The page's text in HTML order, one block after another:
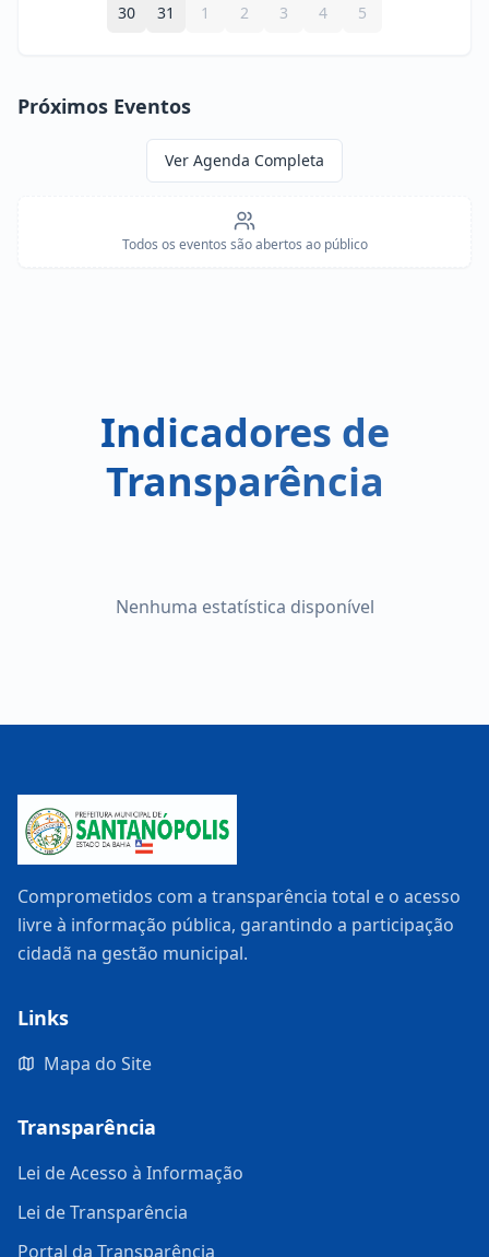
30 31 1 2 3 4 5
Próximos Eventos
Ver Agenda Completa
Todos os eventos são abertos ao público
Indicadores de
Transparência
Nenhuma estatística disponível
Comprometidos com a transparência total e o acesso
livre à informação pública, garantindo a participação
cidadã na gestão municipal.
Links
Mapa do Site
Transparência
Lei de Acesso à Informação
Lei de Transparência
Portal da Transparência